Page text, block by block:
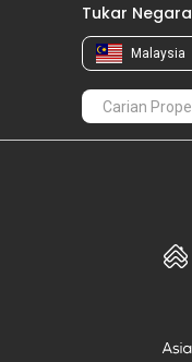
Tukar Negara
Malaysia